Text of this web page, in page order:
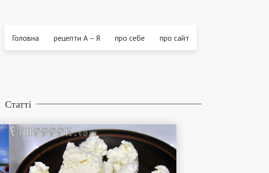
Головна рецепти А – Я про себе про сайт
Статті